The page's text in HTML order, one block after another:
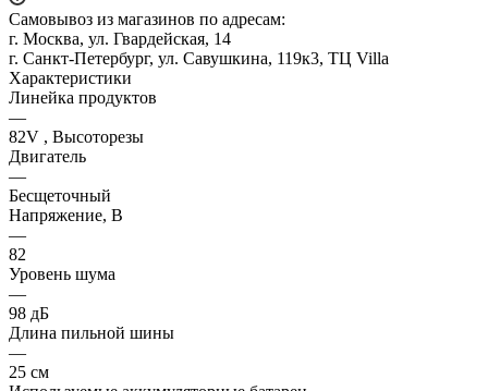
Самовывоз из магазинов по адресам:
г. Москва, ул. Гвардейская, 14
г. Санкт-Петербург, ул. Савушкина, 119к3, ТЦ Villa
Характеристики
Линейка продуктов
—
82V , Высоторезы
Двигатель
—
Бесщеточный
Напряжение, В
—
82
Уровень шума
—
98 дБ
Длина пильной шины
—
25 см